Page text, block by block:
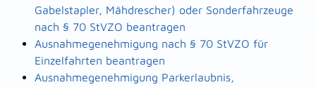
Gabelstapler, Mähdrescher) oder Sonderfahrzeuge
nach § 70 StVZO beantragen
Ausnahmegenehmigung nach § 70 StVZO für
Einzelfahrten beantragen
Ausnahmegenehmigung Parkerlaubnis,